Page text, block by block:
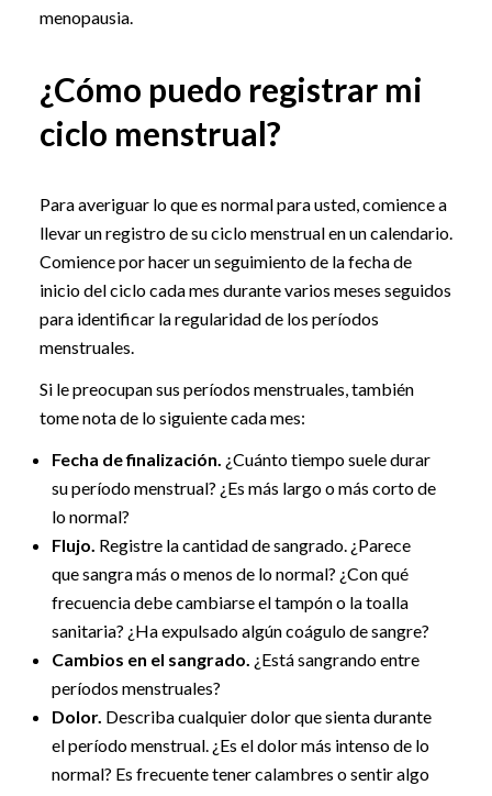
menopausia.
¿Cómo puedo registrar mi
ciclo menstrual?
Para averiguar lo que es normal para usted, comience a
llevar un registro de su ciclo menstrual en un calendario.
Comience por hacer un seguimiento de la fecha de
inicio del ciclo cada mes durante varios meses seguidos
para identificar la regularidad de los períodos
menstruales.
Si le preocupan sus períodos menstruales, también
tome nota de lo siguiente cada mes:
Fecha de finalización. ¿Cuánto tiempo suele durar
su período menstrual? ¿Es más largo o más corto de
lo normal?
Flujo. Registre la cantidad de sangrado. ¿Parece
que sangra más o menos de lo normal? ¿Con qué
frecuencia debe cambiarse el tampón o la toalla
sanitaria? ¿Ha expulsado algún coágulo de sangre?
Cambios en el sangrado. ¿Está sangrando entre
períodos menstruales?
Dolor. Describa cualquier dolor que sienta durante
el período menstrual. ¿Es el dolor más intenso de lo
normal? Es frecuente tener calambres o sentir algo